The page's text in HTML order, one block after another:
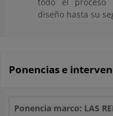
diseño hasta su
Ponencias e
Ponencia marco: LAS